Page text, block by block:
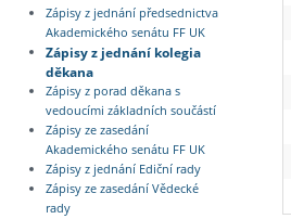
Zápisy z jednání předsednictva
Akademického senátu FF UK
Zápisy z jednání kolegia
děkana
Zápisy z porad děkana s
vedoucími základních součástí
Zápisy ze zasedání
Akademického senátu FF UK
Zápisy z jednání Ediční rady
Zápisy ze zasedání Vědecké
rady